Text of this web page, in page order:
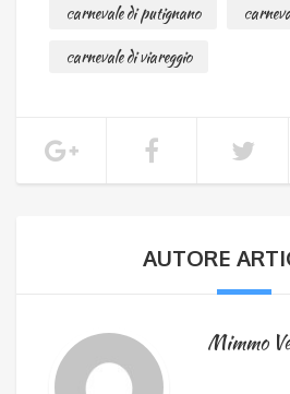
carnevale di putignano
carnevale di viareggio
AUTORE
Mimmo